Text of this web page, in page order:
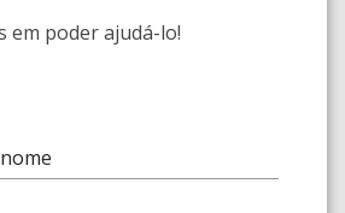
em poder ajudá-lo!